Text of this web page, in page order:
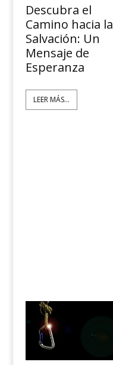
Descubra el
Camino hacia la
Salvación: Un
Mensaje de
Esperanza
LEER MÁS...